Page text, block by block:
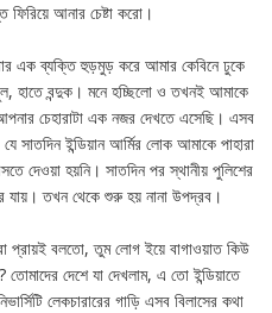
আনার চেষ্টা করো।
এক ব্যক্তি হুড়মুড় করে আমার কেবিনে ঢুকে
হাতে বন্দুক। মনে হচ্ছিলো ও তখনই আমাকে
চেহারাটা এক নজর দেখতে এসেছি। এসব
সাতদিন ইন্ডিয়ান আর্মির লোক আমাকে পাহারা
দেওয়া হয়নি। সাতদিন পর স্থানীয় পুলিশের
যায়। তখন থেকে শুরু হয় নানা উপদ্রব।
প্রায়ই বলতো, তুম লোগ ইয়ে বাগাওয়াত কিউ
দেশে যা দেখলাম, এ তো ইন্ডিয়াতে
লেকচারারের গাড়ি এসব বিলাসের কথা